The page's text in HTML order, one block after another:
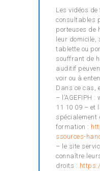
Les vidéos
consultables
porteuses de
leur domicile,
tablette ou
souffrant de
auditif
voir ou à
Dans ce cas,
– l’AGEFIPH
11 10 09 – et
spécialement
formation :
ssources-
– le site
connaître
droits :